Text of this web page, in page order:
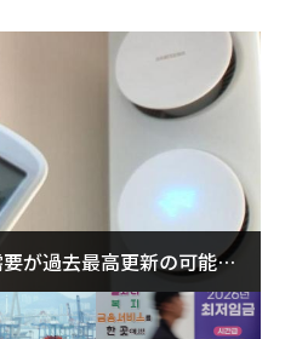
が過去最高更新の可能性